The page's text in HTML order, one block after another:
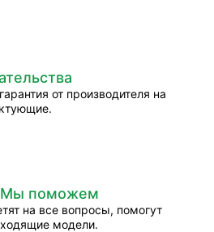
от производителя на
Мы поможем
на все вопросы, помогут
модели.